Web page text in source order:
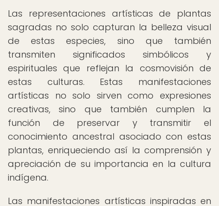
Las representaciones artísticas de plantas
sagradas no solo capturan la belleza visual
de estas especies, sino que también
transmiten significados simbólicos y
espirituales que reflejan la cosmovisión de
estas culturas. Estas manifestaciones
artísticas no solo sirven como expresiones
creativas, sino que también cumplen la
función de preservar y transmitir el
conocimiento ancestral asociado con estas
plantas, enriqueciendo así la comprensión y
apreciación de su importancia en la cultura
indígena.
Las manifestaciones artísticas inspiradas en